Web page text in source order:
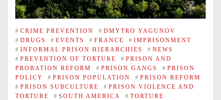
# CRIME PREVENTION # DMYTRO YAGUNOV
# DRUGS # EVENTS # FRANCE # IMPRISONMENT
# INFORMAL PRISON HIERARCHIES # NEWS
# PREVENTION OF TORTURE # PRISON AND
PROBATION REFORM
# PRISON GANGS # PRISON
POLICY
# PRISON POPULATION # PRISON REFORM
# PRISON SUBCULTURE # PRISON VIOLENCE AND
TORTURE
# SOUTH AMERICA # TORTURE